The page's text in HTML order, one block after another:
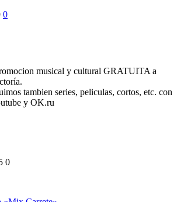
0
musical y cultural GRATUITA a
tambien series, peliculas, cortos, etc. con
y OK.ru
0